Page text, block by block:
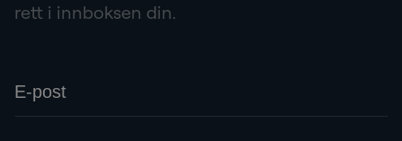
rett i innboksen din.